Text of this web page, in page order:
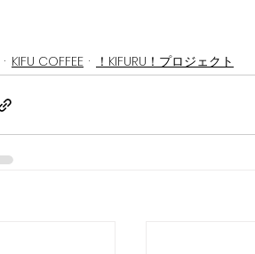
KIFU COFFEE ！KIFURU！プロジェクト